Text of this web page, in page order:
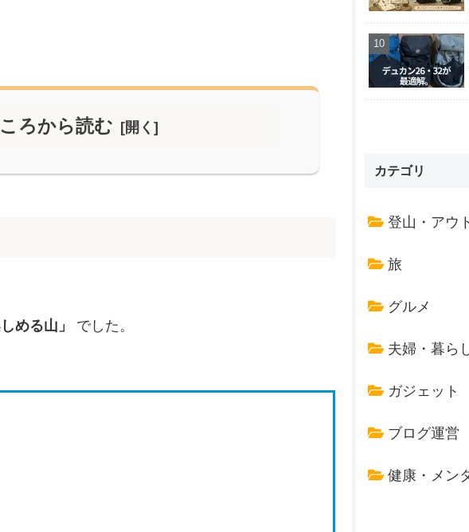
ろから読む
める山」 でした。
カテゴリ
登山・アウ
旅
グルメ
夫婦・暮ら
ガジェット
ブログ運営
健康・メン